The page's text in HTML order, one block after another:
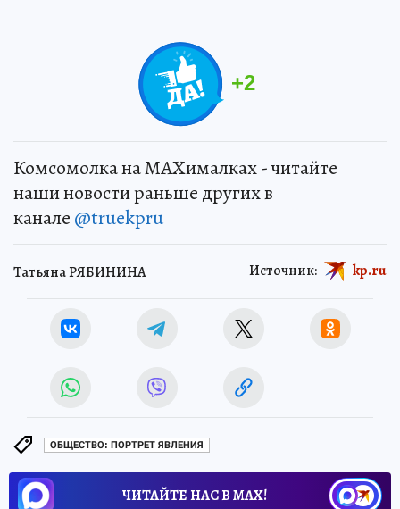
+2
Комсомолка на MAXималках - читайте
наши новости раньше других в
канале @truekpru
Татьяна РЯБИНИНА Источник: kp.ru
ОБЩЕСТВО: ПОРТРЕТ ЯВЛЕНИЯ
ЧИТАЙТЕ НАС В МАХ!